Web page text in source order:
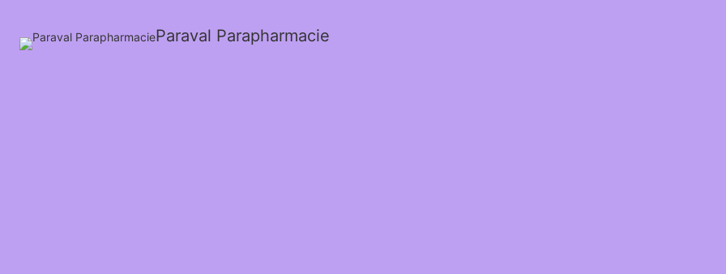
Paraval Parapharmacie